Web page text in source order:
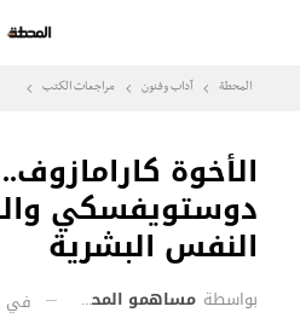
المحطة آداب وفنون مراجعات الكتب
الأخوة كارامازوف..
دوستويفسكي
النفس البشرية
بواسطة مساهمو المحطة في